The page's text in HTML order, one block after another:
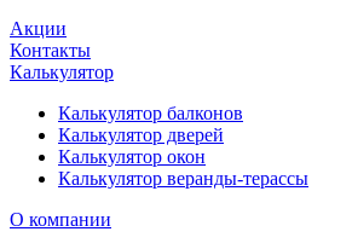
Акции
Контакты
Калькулятор
Калькулятор балконов
Калькулятор дверей
Калькулятор окон
Калькулятор веранды-терассы
О компании